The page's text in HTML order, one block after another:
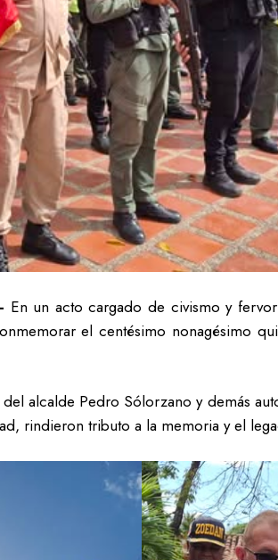
En un acto cargado de civismo y
el centésimo nonagésimo
alcalde Pedro Sólorzano y demás
rindieron tributo a la memoria y el